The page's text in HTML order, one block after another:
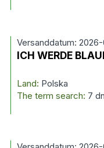
Versanddatum:
ICH WERDE
Land: Polska
The term search: 7